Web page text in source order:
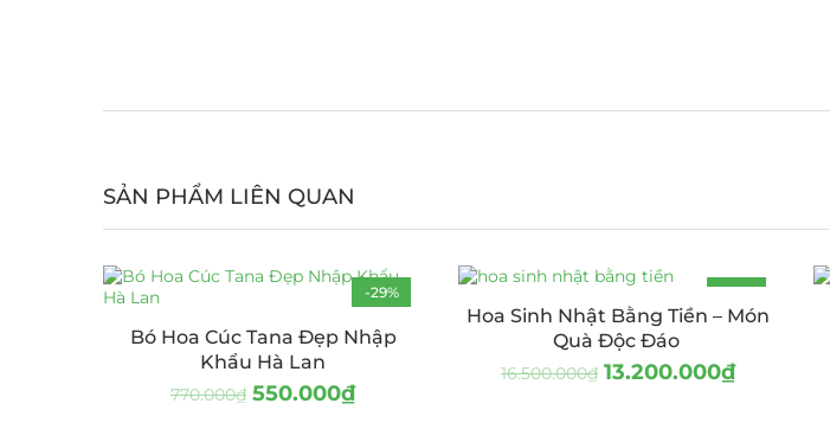
SẢN PHẨM LIÊN QUAN
-29%
Bó Hoa Cúc Tana Đẹp Nhập
Khẩu Hà Lan
770.000₫ 550.000₫
-20%
Hoa Sinh Nhật Bằng Tiền – Món
Quà Độc Đáo
16.500.000₫ 13.200.000₫